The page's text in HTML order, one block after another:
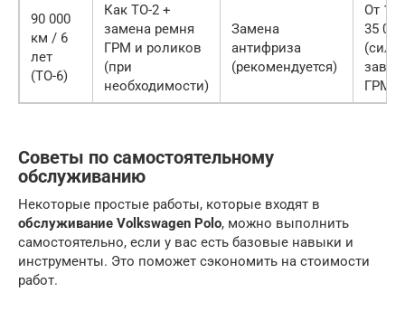
90 000
км / 6
лет
(ТО-6)
Как ТО-2 +
замена ремня
ГРМ и роликов
(при
необходимости)
Замена
антифриза
(рекомендуется)
От 15
35
ГРМ)
Советы по самостоятельному
обслуживанию
Некоторые простые работы, которые входят в
обслуживание Volkswagen Polo, можно выполнить
самостоятельно, если у вас есть базовые навыки и
инструменты. Это поможет сэкономить на стоимости
работ.